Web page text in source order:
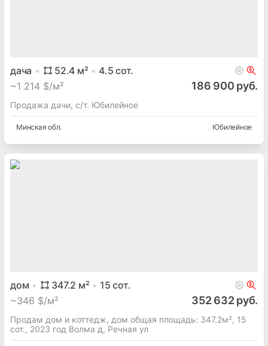
дача 52.4 м² 4.5 сот.
~1 214 $/м² 186 900 руб.
Продажа дачи, с/т. Юбилейное
Минская обл. Юбилейное
дом 347.2 м² 15 сот.
~346 $/м² 352 632 руб.
Продам дом и коттедж, дом общая площадь: 347.2м², 15
сот., 2023 год Волма д, Речная ул